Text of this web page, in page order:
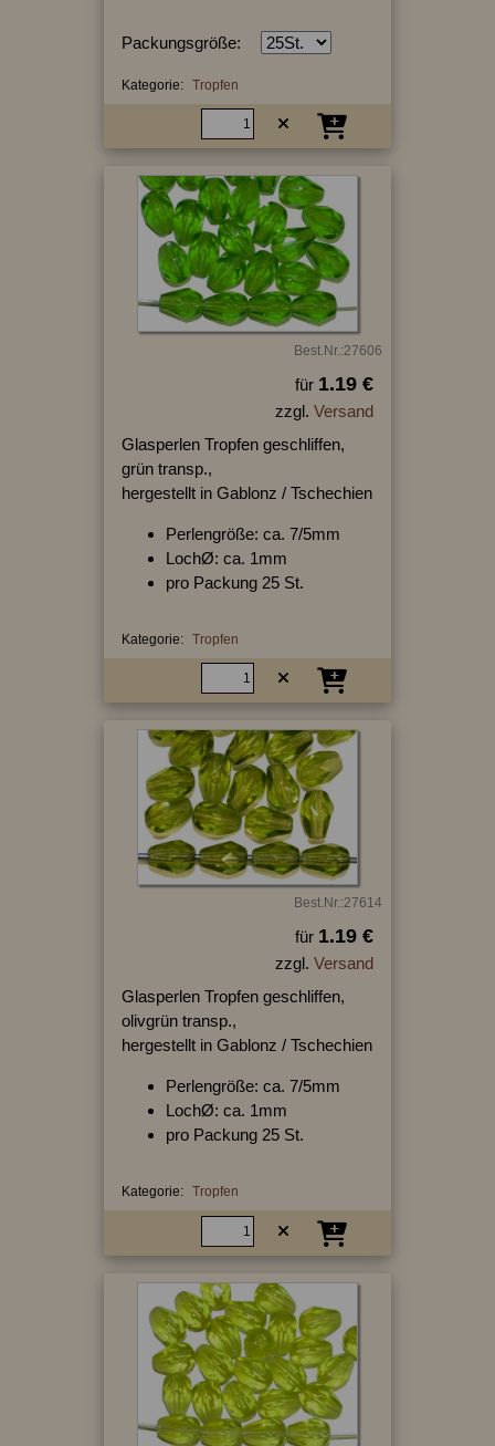
Packungsgröße:
Kategorie: Tropfen
Best.Nr.:27606
für 1.19 €
zzgl. Versand
Glasperlen Tropfen geschliffen,
grün transp.,
hergestellt in Gablonz / Tschechien
Perlengröße: ca. 7/5mm
LochØ: ca. 1mm
pro Packung 25 St.
Kategorie: Tropfen
Best.Nr.:27614
für 1.19 €
zzgl. Versand
Glasperlen Tropfen geschliffen,
olivgrün transp.,
hergestellt in Gablonz / Tschechien
Perlengröße: ca. 7/5mm
LochØ: ca. 1mm
pro Packung 25 St.
Kategorie: Tropfen